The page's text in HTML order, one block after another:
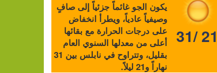
يكون الجو غائماً جزئياً إلى صافٍ
وصيفياً عادياً، ويطرأ انخفاض
على درجات الحرارة مع بقائها
أعلى من معدلها السنوي العام
بقليل، وتتراوح في نابلس بين 31
نهاراً و21 ليلاً.
31/ 21